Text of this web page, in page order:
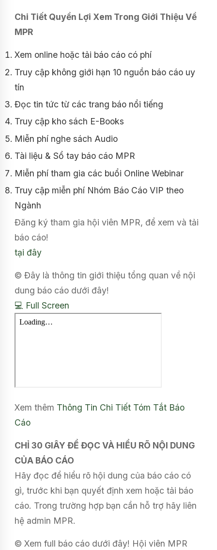
Chi Tiết Quyền Lợi Xem Trong Giới Thiệu Về
MPR
Xem online hoặc tải báo cáo có phí
Truy cập không giới hạn 10 nguồn báo cáo uy
tín
Đọc tin tức từ các trang báo nổi tiếng
Truy cập kho sách E-Books
Miễn phí nghe sách Audio
Tài liệu & Sổ tay báo cáo MPR
Miễn phí tham gia các buổi Online Webinar
Truy cập miễn phí Nhóm Báo Cáo VIP theo
Ngành
Đăng ký tham gia hội viên MPR, để xem và tải
báo cáo!
tại đây
© Đây là thông tin giới thiệu tổng quan về nội
dung báo cáo dưới đây!
💻 Full Screen
Xem thêm Thông Tin Chi Tiết Tóm Tắt Báo
Cáo
CHỈ 30 GIÂY ĐỂ ĐỌC VÀ HIỂU RÕ NỘI DUNG
CỦA BÁO CÁO
Hãy đọc để hiểu rõ hội dung của báo cáo có
gì, trước khi bạn quyết định xem hoặc tải báo
cáo. Trong trường hợp bạn cần hỗ trợ hãy liên
hệ admin MPR.
© Xem full báo cáo dưới đây! Hội viên MPR